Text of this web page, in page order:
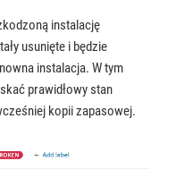
instalację
usunięte i będzie
instalacja. W tym
prawidłowy stan
kopii zapasowej.